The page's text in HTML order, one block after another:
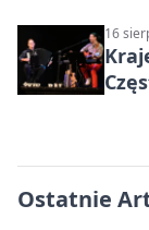
16
Ostatnie